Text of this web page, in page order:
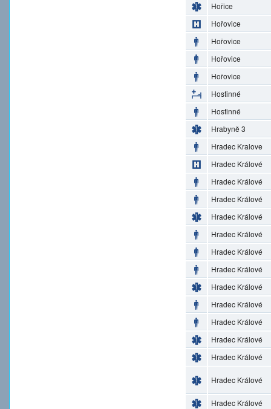
Hořice
Hořovice
Hořovice
Hořovice
Hořovice
Hostinné
Hostinné
Hrabyně 3
Hradec Kralove
Hradec Králové
Hradec Králové
Hradec Králové
Hradec Králové
Hradec Králové
Hradec Králové
Hradec Králové
Hradec Králové
Hradec Králové
Hradec Králové
Hradec Králové
Hradec Králové
Hradec Králové
Hradec Králové